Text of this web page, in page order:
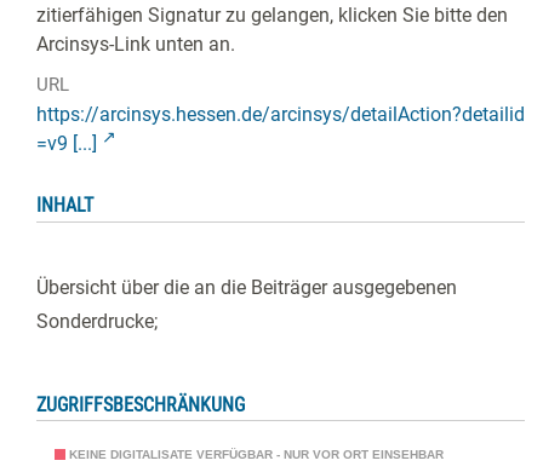
zitierfähigen Signatur zu gelangen, klicken Sie bitte den
Arcinsys-Link unten an.
URL
https://arcinsys.hessen.de/arcinsys/detailAction?detailid
=v9 [...]
INHALT
Übersicht über die an die Beiträger ausgegebenen
Sonderdrucke;
ZUGRIFFSBESCHRÄNKUNG
KEINE DIGITALISATE VERFÜGBAR - NUR VOR ORT EINSEHBAR